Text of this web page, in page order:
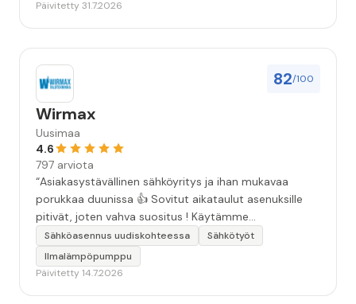
Päivitetty 31.7.2026
82/100
Wirmax
Uusimaa
4.6
797 arviota
“Asiakasystävällinen sähköyritys ja ihan mukavaa
porukkaa duunissa 👍 Sovitut aikataulut asenuksille
pitivät, joten vahva suositus ! Käytämme
seuraavallakin kerralla!”
Sähköasennus uudiskohteessa
Sähkötyöt
Ilmalämpöpumppu
Päivitetty 14.7.2026